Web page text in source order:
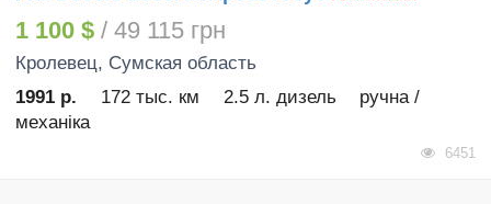
1 100 $ / 49 115 грн
Кролевец, Сумская область
1991 р.
172 тыс. км 2.5 л. дизель
ручна /
механіка
6451